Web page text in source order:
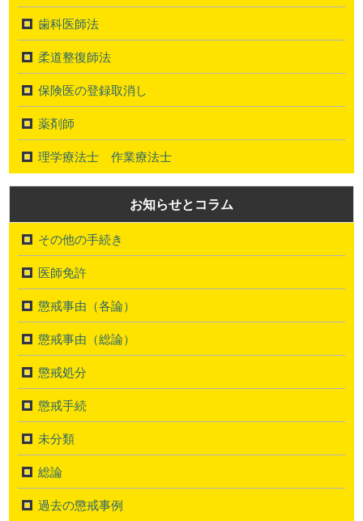
歯科医師法
柔道整復師法
保険医の登録取消し
薬剤師
理学療法士 作業療法士
お知らせとコラム
その他の手続き
医師免許
懲戒事由（各論）
懲戒事由（総論）
懲戒処分
懲戒手続
未分類
総論
過去の懲戒事例